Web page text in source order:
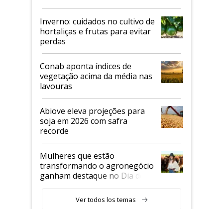
Inverno: cuidados no cultivo de
hortaliças e frutas para evitar
perdas
Conab aponta índices de
vegetação acima da média nas
lavouras
Abiove eleva projeções para
soja em 2026 com safra
recorde
Mulheres que estão
transformando o agronegócio
ganham destaque no Dia do
Ver todos los temas